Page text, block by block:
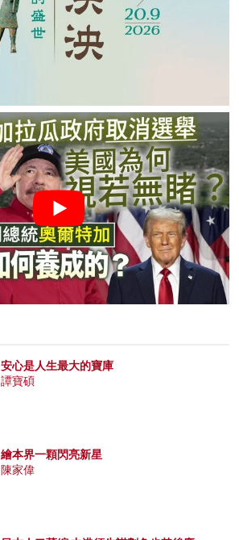
安心是人生最大的寶庫
譚寶碩
繪本界一顆閃亮新星
陳家偉